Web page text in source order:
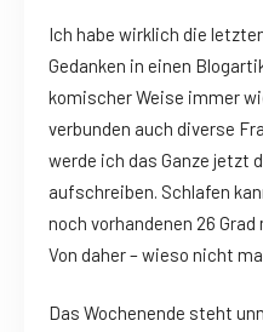
Ich habe wirklich die
Gedanken in einen
komischer Weise immer
verbunden auch diverse
werde ich das Ganze jetzt
aufschreiben. Schlafen
noch vorhandenen 26
Von daher – wieso nicht
Das Wochenende steht